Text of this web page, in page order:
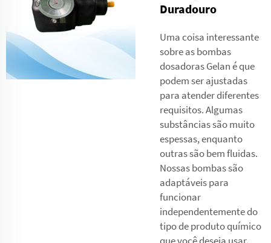
Duradouro
Uma coisa interessante
sobre as bombas
dosadoras Gelan é que
podem ser ajustadas
para atender diferentes
requisitos. Algumas
substâncias são muito
espessas, enquanto
outras são bem fluidas.
Nossas bombas são
adaptáveis para
funcionar
independentemente do
tipo de produto químico